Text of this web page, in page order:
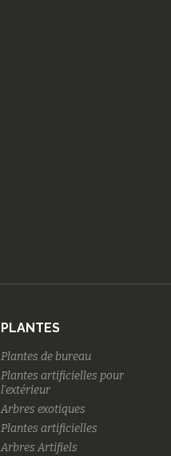
PLANTES
Plantes de bureau
Plantes artificielles pour
l'extérieur
Arbres exotiques
Plantes artificielles
Arbres Artifiels